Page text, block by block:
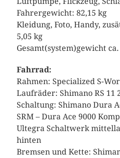
Fahrergewicht: 82,15 kg
Kleidung, Foto, Handy,
5,05 kg
Gesamt(system)gewicht ca.
Fahrrad:
Rahmen: Specialized S-
Laufräder: Shimano RS 11
Schaltung: Shimano Dura
SRM – Dura Ace 9000
Ultegra Schaltwerk
hinten
Bremsen und Kette: